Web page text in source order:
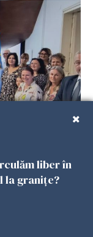
liber în
la granițe?